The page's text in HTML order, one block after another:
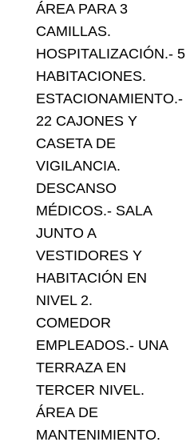
ÁREA PARA 3
CAMILLAS.
HOSPITALIZACIÓN.- 5
HABITACIONES.
ESTACIONAMIENTO.-
22 CAJONES Y
CASETA DE
VIGILANCIA.
DESCANSO
MÉDICOS.- SALA
JUNTO A
VESTIDORES Y
HABITACIÓN EN
NIVEL 2.
COMEDOR
EMPLEADOS.- UNA
TERRAZA EN
TERCER NIVEL.
ÁREA DE
MANTENIMIENTO.